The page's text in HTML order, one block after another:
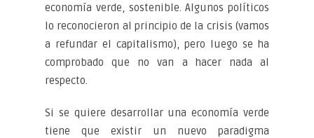
economía verde, sostenible. Algunos políticos
lo reconocieron al principio de la crisis (vamos
a refundar el capitalismo), pero luego se ha
comprobado que no van a hacer nada al
respecto.
Si se quiere desarrollar una economía verde
tiene que existir un nuevo paradigma